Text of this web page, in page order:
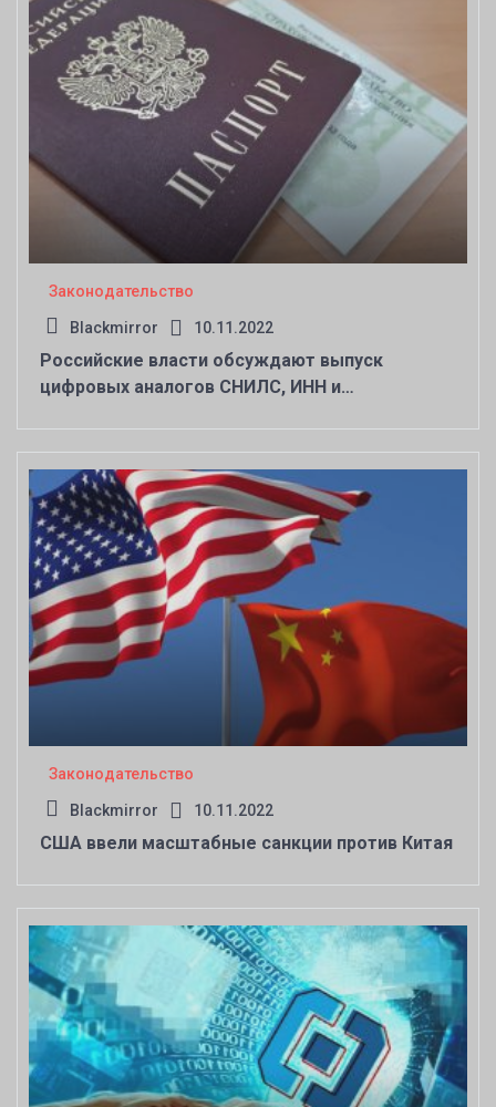
Законодательство
Blackmirror 10.11.2022
Российские власти обсуждают выпуск
цифровых аналогов СНИЛС, ИНН и
Законодательство
Blackmirror 10.11.2022
США ввели масштабные санкции против Китая